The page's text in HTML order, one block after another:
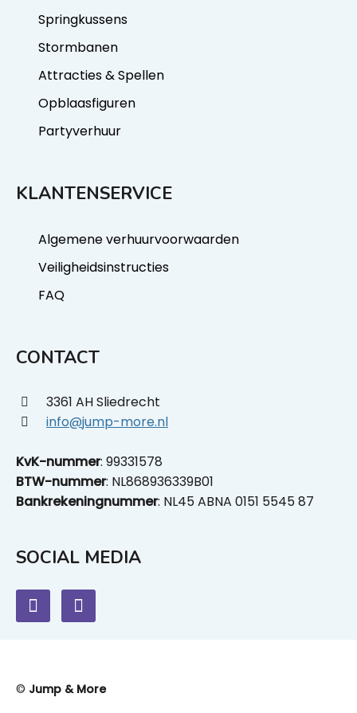
Springkussens
Stormbanen
Attracties & Spellen
Opblaasfiguren
Partyverhuur
KLANTENSERVICE
Algemene verhuurvoorwaarden
Veiligheidsinstructies
FAQ
CONTACT
3361 AH Sliedrecht
info@jump-more.nl
KvK-nummer: 99331578
BTW-nummer: NL868936339B01
Bankrekeningnummer: NL45 ABNA 0151 5545 87
SOCIAL MEDIA
© Jump & More